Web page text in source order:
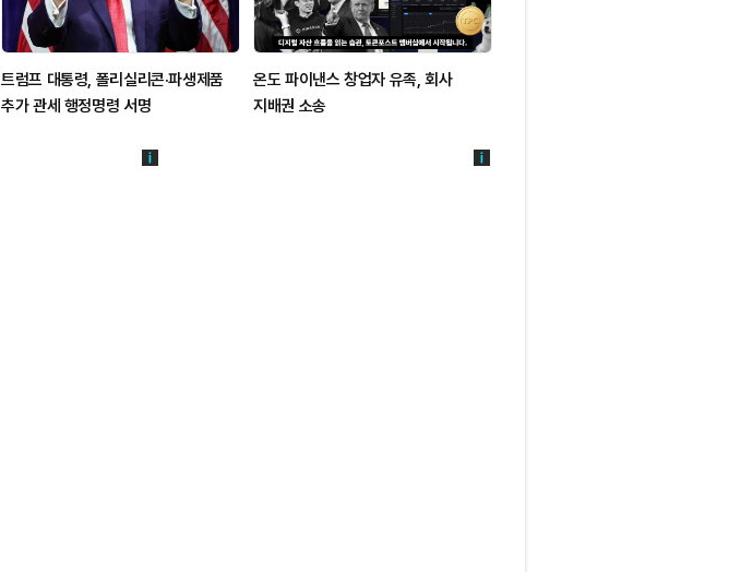
트럼프 대통령, 폴리실리콘·파생제품
추가 관세 행정명령 서명
온도 파이낸스 창업자 유족, 회사
지배권 소송